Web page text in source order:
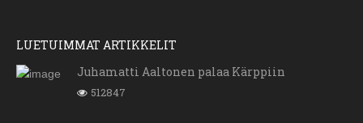
LUETUIMMAT ARTIKKELIT
Juhamatti Aaltonen palaa Kärppiin
512847